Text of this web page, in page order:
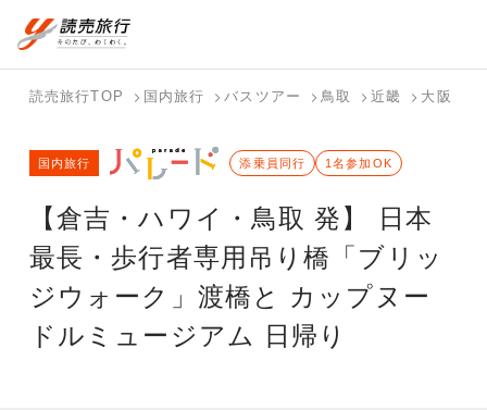
国内旅行トップ
バスツアー
を探す
個人旅行
（ブーケ）を探す
ら探す
テーマから写真から探
海外旅行トップ
海外特集か
ら探す
テーマから
探す
す
読売旅行TOP 国内旅行 バスツアー 鳥取 近畿 大阪
【倉吉・ハワイ・鳥取 発】 日本
最長・歩行者専用吊り橋「ブリッ
ジウォーク」渡橋と カップヌー
ドルミュージアム 日帰り
国内旅行 添乗員同行 1名参加OK